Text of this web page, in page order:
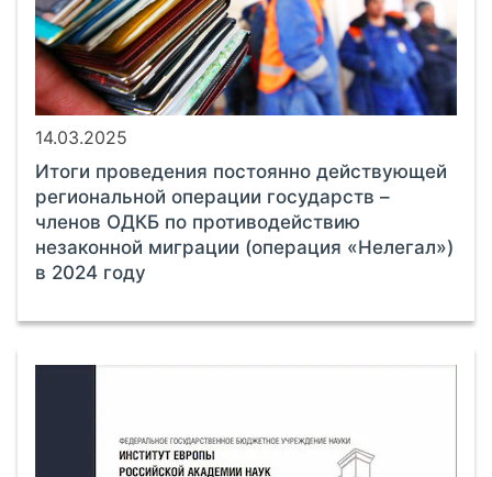
14.03.2025
Итоги проведения постоянно действующей
региональной операции государств –
членов ОДКБ по противодействию
незаконной миграции (операция «Нелегал»)
в 2024 году